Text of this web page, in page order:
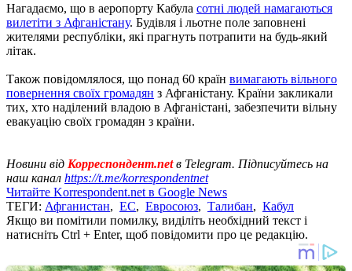
Нагадаємо, що в аеропорту Кабула сотні людей намагаються
вилетіти з Афганістану. Будівля і льотне поле заповнені
жителями республіки, які прагнуть потрапити на будь-який
літак.
Також повідомлялося, що понад 60 країн вимагають вільного
повернення своїх громадян з Афганістану. Країни закликали
тих, хто наділений владою в Афганістані, забезпечити вільну
евакуацію своїх громадян з країни.
Новини від Корреспондент.netв Telegram. Підписуйтесь на
наш канал https://t.me/korrespondentnet
Читайте Korrespondent.net в Google News
ТЕГИ: Афганистан, ЕС, Евросоюз, Талибан, Кабул
Якщо ви помітили помилку, виділіть необхідний текст і
натисніть Ctrl + Enter, щоб повідомити про це редакцію.